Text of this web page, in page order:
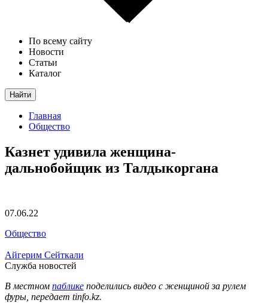
По всему сайту
Новости
Статьи
Каталог
Найти
Главная
Общество
Казнет удивила женщина-
дальнобойщик из Талдыкоргана
07.06.22
Общество
Айгерим Сейткали
Служба новостей
В местном паблике поделились видео с женщиной за рулем
фуры, передает tinfo.kz.